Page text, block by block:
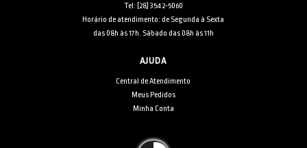
Tel: [28] 3542-5060
Horário de atendimento: de Segunda à Sexta
das 08h às 17h. Sábado das 08h às 11h
AJUDA
Central de Atendimento
Meus Pedidos
Minha Conta